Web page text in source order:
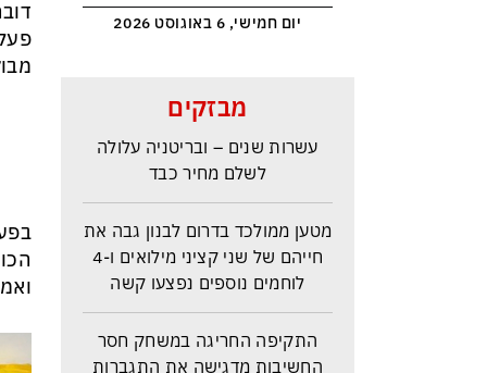
יום חמישי, 6 באוגוסט 2026
מבזקים
נכנס לעידן המסוכן ביותר זה
עשרות שנים – ובריטניה עלולה
לשלם מחיר כבד
מטען ממולכד בדרום לבנון גבה את
חייהם של שני קציני מילואים ו-4
לוחמים נוספים נפצעו קשה
התקיפה החריגה במשחק חסר
החשיבות מדגישה את התגברות